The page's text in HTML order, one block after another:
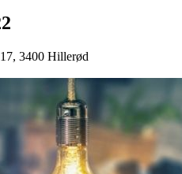
3400 Hillerød